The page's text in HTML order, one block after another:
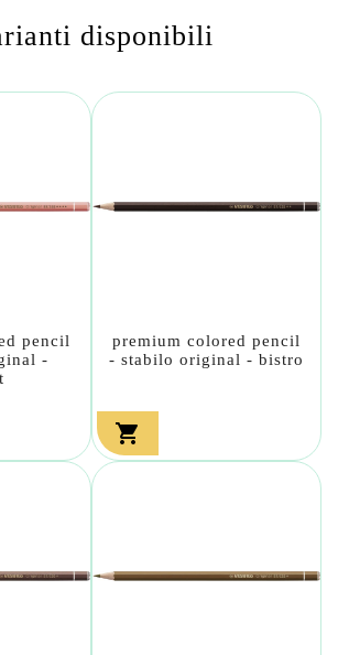
disponibili
pencil
-
premium colored pencil
- stabilo original - bistro
